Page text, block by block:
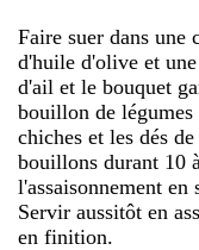
Faire suer dans une
d'huile d'olive et
d'ail et le bouquet
bouillon de
chiches et les dés
bouillons durant 10
l'assaisonnement en
Servir aussitôt en
en finition.